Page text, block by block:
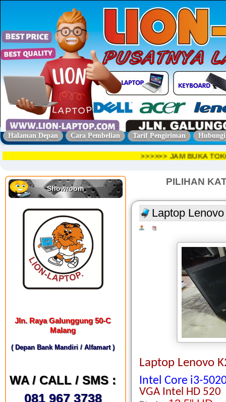
Halaman Depan Cara Pembelian Tarif Pengiriman
>>>>>> JAM BUKA TOKO
Showroom
Jln. Raya Galunggung 50-C
Malang
( Depan Bank Mandiri / Alfamart )
WA / CALL / SMS :
081 967 3738
PILIHAN
Laptop
Laptop Lenovo
Intel Core i3-
VGA Intel HD 520